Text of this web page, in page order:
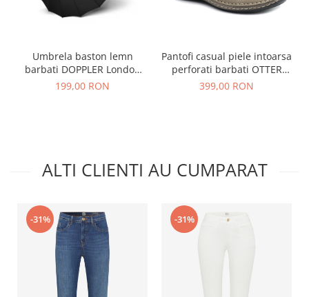
Umbrela baston lemn
barbati DOPPLER London
negru
199,00 RON
Pantofi casual piele intoarsa
perforati barbati OTTER
OT9554 bej inchis
399,00 RON
ALTI CLIENTI AU CUMPARAT
-31% -31%